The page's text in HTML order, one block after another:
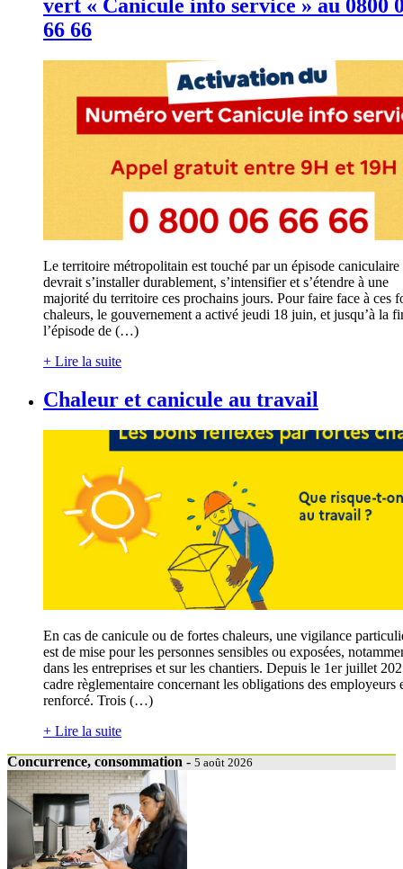
vert « Canicule info service » au 0800
66 66
Le territoire métropolitain est touché par un épisode
devrait s’installer durablement, s’intensifier et s’étendre à une
majorité du territoire ces prochains jours. Pour faire face à ces
chaleurs, le gouvernement a activé jeudi 18 juin, et jusqu’à la
l’épisode de (…)
+ Lire la suite
Chaleur et canicule au travail
En cas de canicule ou de fortes chaleurs, une vigilance
est de mise pour les personnes sensibles ou exposées,
dans les entreprises et sur les chantiers. Depuis le 1er juillet
cadre règlementaire concernant les obligations des employeurs
renforcé. Trois (…)
+ Lire la suite
Concurrence, consommation - 5 août 2026